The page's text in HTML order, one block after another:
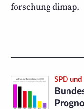
forschung dimap.
SPD